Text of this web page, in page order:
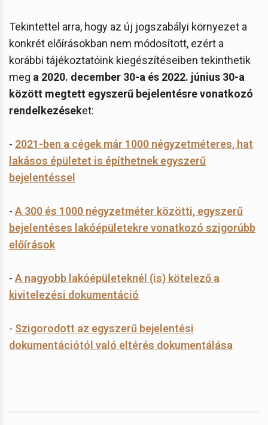
Tekintettel arra, hogy az új jogszabályi környezet a
konkrét előírásokban nem módosított, ezért a
korábbi tájékoztatóink kiegészítéseiben tekinthetik
meg a 2020. december 30-a és 2022. június 30-a
között megtett egyszerű bejelentésre vonatkozó
rendelkezéseket:
- 2021-ben a cégek már 1000 négyzetméteres, hat
lakásos épületet is építhetnek egyszerű
bejelentéssel
- A 300 és 1000 négyzetméter közötti, egyszerű
bejelentéses lakóépületekre vonatkozó szigorúbb
előírások
- A nagyobb lakóépületeknél (is) kötelező a
kivitelezési dokumentáció
- Szigorodott az egyszerű bejelentési
dokumentációtól való eltérés dokumentálása